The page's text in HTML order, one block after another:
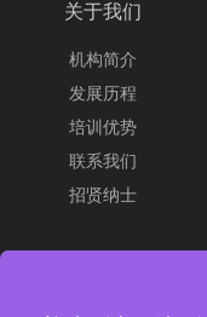
关于我们
机构简介
发展历程
培训优势
联系我们
招贤纳士